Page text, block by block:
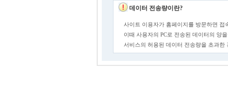
데이터 전송량이란?
사이트 이용자가 홈페이지를 방문하면 접
이때 사용자의 PC로 전송된 데이터의 양
서비스의 허용된 데이터 전송량을 초과